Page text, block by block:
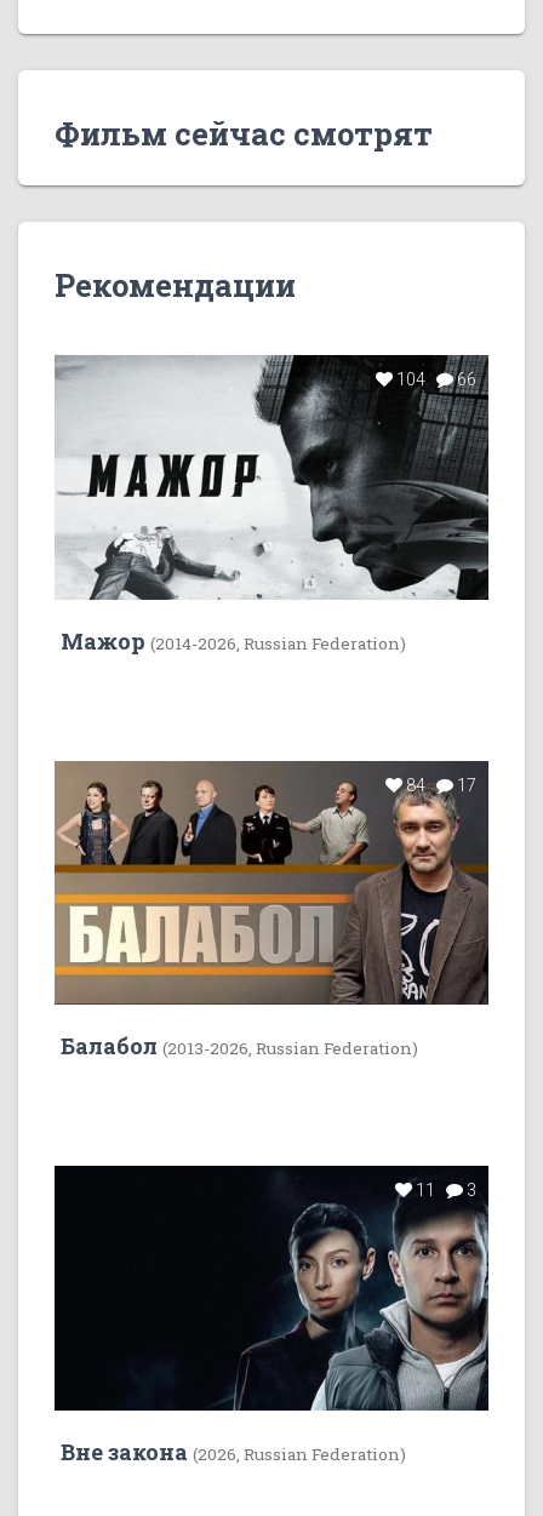
Фильм сейчас смотрят
Рекомендации
104 66
Мажор (2014-2026, Russian Federation)
84 17
Балабол (2013-2026, Russian Federation)
11 3
Вне закона (2026, Russian Federation)